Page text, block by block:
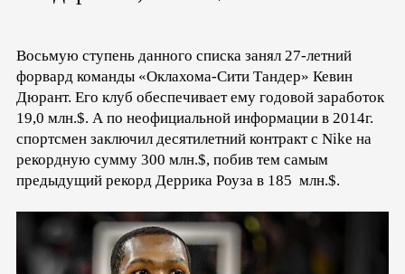
Восьмую ступень данного списка занял 27-летний
форвард команды «Оклахома-Сити Тандер» Кевин
Дюрант. Его клуб обеспечивает ему годовой заработок
19,0 млн.$. А по неофициальной информации в 2014г.
спортсмен заключил десятилетний контракт с Nike на
рекордную сумму 300 млн.$, побив тем самым
предыдущий рекорд Деррика Роуза в 185 млн.$.